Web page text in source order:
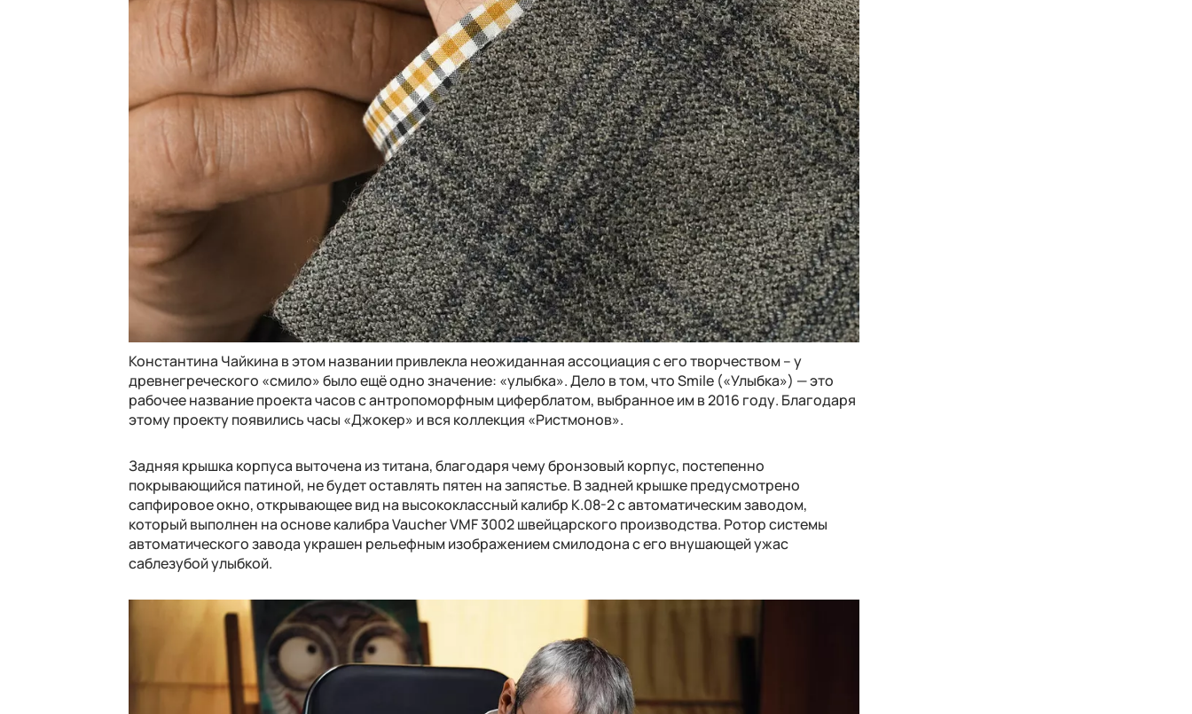
Константина Чайкина в этом названии привлекла неожиданная ассоциация с его творчеством – у
древнегреческого «смило» было ещё одно значение: «улыбка». Дело в том, что Smile («Улыбка») — это
рабочее название проекта часов с антропоморфным циферблатом, выбранное им в 2016 году. Благодаря
этому проекту появились часы «Джокер» и вся коллекция «Ристмонов».
Задняя крышка корпуса выточена из титана, благодаря чему бронзовый корпус, постепенно
покрывающийся патиной, не будет оставлять пятен на запястье. В задней крышке предусмотрено
сапфировое окно, открывающее вид на высококлассный калибр K.08-2 с автоматическим заводом,
который выполнен на основе калибра Vaucher VMF 3002 швейцарского производства. Ротор системы
автоматического завода украшен рельефным изображением смилодона с его внушающей ужас
саблезубой улыбкой.